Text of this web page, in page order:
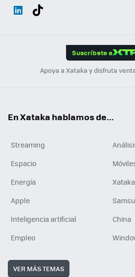
Suscríbete a
Apoya a Xataka y disfruta
En Xataka hablamos de...
Streaming
Espacio
Energía
Apple
Inteligencia artificial
China
Empleo
VER MÁS TEMAS